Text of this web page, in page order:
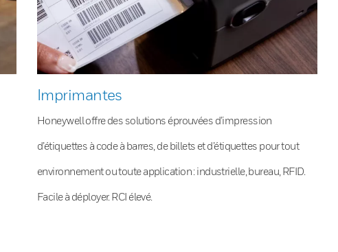
Imprimantes
Honeywell offre des solutions éprouvées d’impression
d’étiquettes à code à barres, de billets et d’étiquettes pour tout
environnement ou toute application : industrielle, bureau, RFID.
Facile à déployer. RCI élevé.